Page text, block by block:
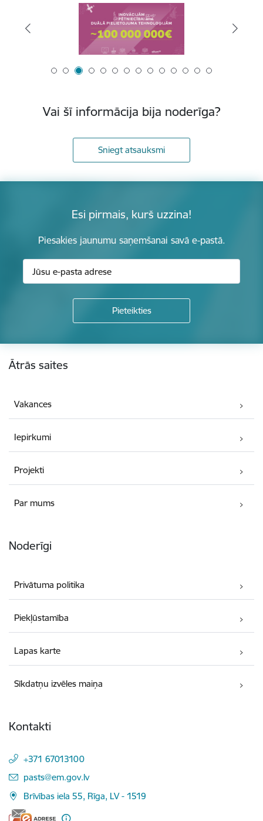
Vai šī informācija bija noderīga?
Sniegt atsauksmi
Esi pirmais, kurš uzzina!
Piesakies jaunumu saņemšanai savā e-pastā.
Ātrās saites
Vakances
Iepirkumi
Projekti
Par mums
Noderīgi
Privātuma politika
Piekļūstamība
Lapas karte
Sīkdatņu izvēles maiņa
Kontakti
+371 67013100
E-pasts:
pasts@em.gov.lv
Brīvības iela 55, Rīga, LV - 1519